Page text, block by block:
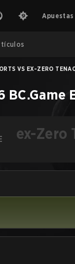
VS EX-ZERO
BC.Game
ex-Zero